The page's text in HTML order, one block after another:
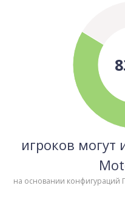
игроков могут
на основании конфигураций